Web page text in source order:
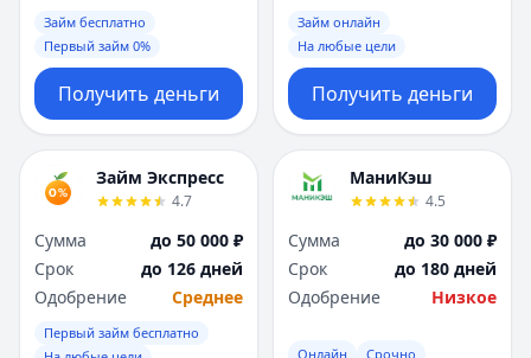
Займ бесплатно
Первый займ 0%
Получить деньги
Займ онлайн
На любые цели
Получить деньги
Займ Экспресс
4.7
Сумма
до 50 000 ₽
Срок
до 126 дней
Одобрение
Среднее
Первый займ бесплатно
МаниКэш
4.5
Сумма
до 30 000 ₽
Срок
до 180 дней
Одобрение
Низкое
Онлайн Срочно